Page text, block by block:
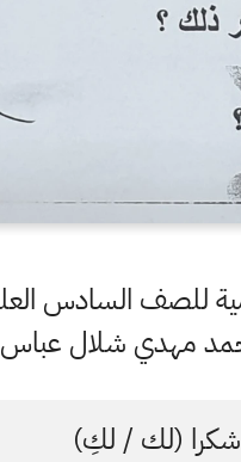
للصف السادس
مهدي شلال عباس
شكرا (لك / لكِ)